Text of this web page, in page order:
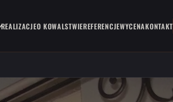
REALIZACJEO KOWALSTWIEREFERENCJEWYCENAKONTAKT